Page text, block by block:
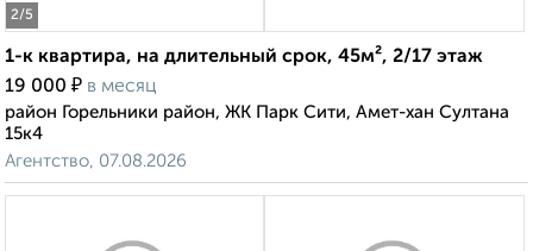
2/5
1-к квартира, на длительный срок, 45м², 2/17 этаж
19 000 ₽ в месяц
район Горельники район, ЖК Парк Сити, Амет-хан Султана
15к4
Агентство, 07.08.2026